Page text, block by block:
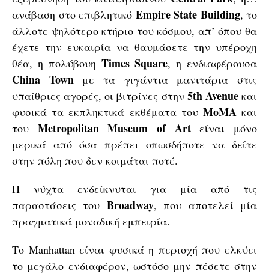
ανάβαση στο επιβλητικό Empire State Building, το
άλλοτε ψηλότερο κτήριο του κόσμου, απ’ όπου θα
έχετε την ευκαιρία να θαυμάσετε την υπέροχη
θέα, η πολύβουη Times Square, η ενδιαφέρουσα
China Townμε τα γιγάντια μανιτάρια στις
υπαίθριες αγορές, οι βιτρίνες στην 5th Avenueκαι
φυσικά τα εκπληκτικά εκθέματα του MoMAκαι
του Metropolitan Museum of Artείναι μόνο
μερικά από όσα πρέπει οπωσδήποτε να δείτε
στην πόλη που δεν κοιμάται ποτέ.
Η νύχτα ενδείκνυται για μία από τις
παραστάσεις του Broadway, που αποτελεί μία
πραγματικά μοναδική εμπειρία.
Το Manhattan είναι φυσικά η περιοχή που ελκύει
το μεγάλο ενδιαφέρον, ωστόσο μην πέσετε στην